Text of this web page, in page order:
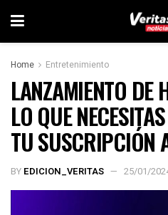
Home Entretenimiento
LANZAMIENTO DE
LO QUE
TU SUSCRIPCIÓN
BY EDICION_VERITAS 25/01/